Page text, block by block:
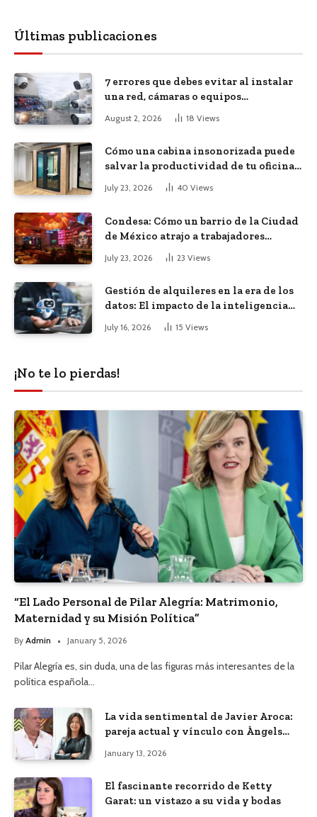
Últimas publicaciones
7 errores que debes evitar al instalar
una red, cámaras o equipos
tecnológicos en una empresa
August 2, 2026 18 Views
Cómo una cabina insonorizada puede
salvar la productividad de tu oficina
July 23, 2026 40 Views
Condesa: Cómo un barrio de la Ciudad
de México atrajo a trabajadores
remotos de todo el mundo
July 23, 2026 23 Views
Gestión de alquileres en la era de los
datos: El impacto de la inteligencia
July 16, 2026 15 Views
¡No te lo pierdas!
“El Lado Personal de Pilar Alegría: Matrimonio,
Maternidad y su Misión Política”
By Admin January 5, 2026
Pilar Alegría es, sin duda, una de las figuras más interesantes de la
política española…
La vida sentimental de Javier Aroca:
pareja actual y vínculo con Àngels
January 13, 2026
El fascinante recorrido de Ketty
Garat: un vistazo a su vida y bodas